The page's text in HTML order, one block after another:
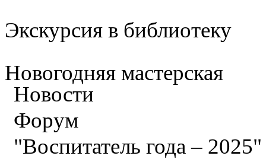
Экскурсия в библиотеку
Новогодняя мастерская
Новости
Форум
"Воспитатель года –